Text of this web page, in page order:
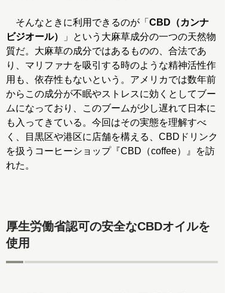
そんなときに利用できるのが「 CBD（カンナ
ビジオール）
」という大麻草成分の一つの天然物
質だ。大麻草の成分ではあるものの、合法であ
り、マリファナを吸引する時のような精神活性作
用も、依存性もないという。アメリカでは数年前
からこの成分が不眠やストレスに効くとしてブー
ムになっており、このブームが少し遅れて日本に
も入ってきている。今回はその実態を理解すべ
く、目黒区や港区に店舗を構える、CBDドリンク
を扱うコーヒーショップ『CBD（coffee）』を訪
れた。
厚生労働省認可の安全なCBDオイルを
使用